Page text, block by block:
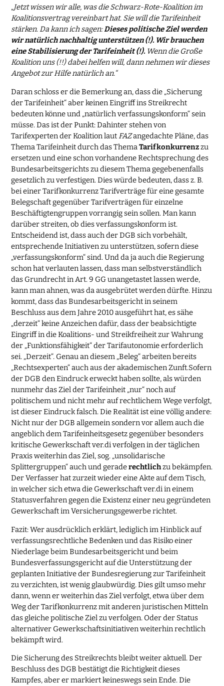
„Jetzt wissen wir alle, was die Schwarz-Rote-Koalition im
Koalitionsvertrag vereinbart hat. Sie will die Tarifeinheit
stärken. Da kann ich sagen:Dieses politische Ziel werden
wir natürlich nachhaltig unterstützen (!). Wir brauchen
eine Stabilisierung der Tarifeinheit (!).Wenn die Große
Koalition uns (!!) dabei helfen will, dann nehmen wir dieses
Angebot zur Hilfe natürlich an.“
Daran schloss er die Bemerkung an, dass die „Sicherung
der Tarifeinheit“ aber keinen Eingriff ins Streikrecht
bedeuten könne und „natürlich verfassungskonform“ sein
müsse. Das ist der Punkt: Dahinter stehen von
Tarifexperten der Koalition lautFAZangedachte Pläne, das
Thema Tarifeinheit durch das ThemaTarifkonkurrenzzu
ersetzen und eine schon vorhandene Rechtsprechung des
Bundesarbeitsgerichts zu diesem Thema gegebenenfalls
gesetzlich zu verfestigen. Dies würde bedeuten, dass z. B.
bei einer Tarifkonkurrenz Tarifverträge für eine gesamte
Belegschaft gegenüber Tarifverträgen für einzelne
Beschäftigtengruppen vorrangig sein sollen. Man kann
darüber streiten, ob dies verfassungskonform ist.
Entscheidend ist, dass auch der DGB sich vorbehält,
entsprechende Initiativen zu unterstützen, sofern diese
„verfassungskonform“ sind. Und da ja auch die Regierung
schon hat verlauten lassen, dass man selbstverständlich
das Grundrecht in Art. 9 GG unangetastet lassen werde,
kann man ahnen, was da ausgebrütet werden dürfte. Hinzu
kommt, dass das Bundesarbeitsgericht in seinem
Beschluss aus dem Jahre 2010 ausgeführt hat, es sähe
„derzeit“ keine Anzeichen dafür, dass der beabsichtigte
Eingriff in die Koalitions- und Streikfreiheit zur Wahrung
der „Funktionsfähigkeit“ der Tarifautonomie erforderlich
sei. „Derzeit“. Genau an diesem „Beleg“ arbeiten bereits
„Rechtsexperten“ auch aus der akademischen Zunft.Sofern
der DGB den Eindruck erweckt haben sollte, als würden
nunmehr das Ziel der Tarifeinheit „nur“ noch auf
politischem und nicht mehr auf rechtlichem Wege verfolgt,
ist dieser Eindruck falsch. Die Realität ist eine völlig andere:
Nicht nur der DGB allgemein sondern vor allem auch die
angeblich dem Tarifeinheitsgesetz gegenüber besonders
kritische Gewerkschaft ver.di verfolgen in der täglichen
Praxis weiterhin das Ziel, sog. „unsolidarische
Splittergruppen“ auch und geraderechtlichzu bekämpfen.
Der Verfasser hat zurzeit wieder eine Akte auf dem Tisch,
in welcher sich etwa die Gewerkschaft ver.di in einem
Statusverfahren gegen die Existenz einer neu gegründeten
Gewerkschaft im Versicherungsgewerbe richtet.
Fazit: Wer ausdrücklich erklärt, lediglich im Hinblick auf
verfassungsrechtliche Bedenken und das Risiko einer
Niederlage beim Bundesarbeitsgericht und beim
Bundesverfassungsgericht auf die Unterstützung der
geplanten Initiative der Bundesregierung zur Tarifeinheit
zu verzichten, ist wenig glaubwürdig. Dies gilt umso mehr
dann, wenn er weiterhin das Ziel verfolgt, etwa über dem
Weg der Tarifkonkurrenz mit anderen juristischen Mitteln
das gleiche politische Ziel zu verfolgen. Oder der Status
alternativer Gewerkschaftsinitiativen weiterhin rechtlich
bekämpft wird.
Die Sicherung des Streikrechts bleibt weiter aktuell. Der
Beschluss des DGB bestätigt die Richtigkeit dieses
Kampfes, aber er markiert keineswegs sein Ende. Die